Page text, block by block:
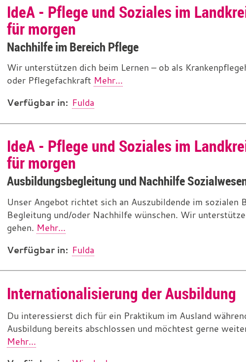
IdeA - Pflege und Soziales im
für morgen
Nachhilfe im Bereich Pflege
Wir unterstützen dich beim Lernen – ob als
oder Pflegefachkraft Mehr...
Verfügbar in: Fulda
IdeA - Pflege und Soziales im
für morgen
Ausbildungsbegleitung und Nachhilfe
Unser Angebot richtet sich an Auszubildende im sozialen
Begleitung und/oder Nachhilfe wünschen. Wir
gehen. Mehr...
Verfügbar in: Fulda
Internationalisierung der Ausbildung
Du interessierst dich für ein Praktikum im Ausland
Ausbildung bereits abschlossen und möchtest gerne
Mehr...